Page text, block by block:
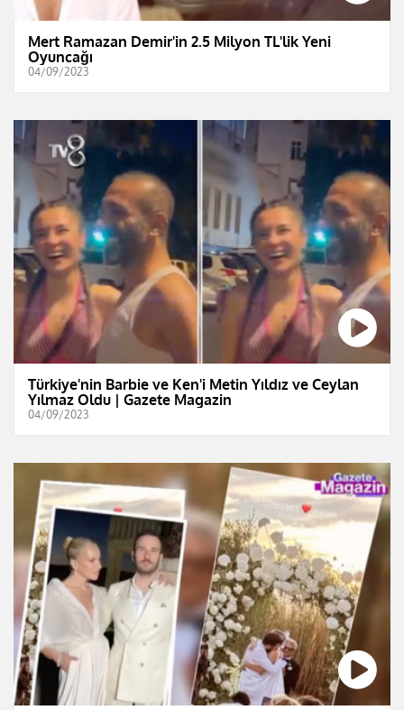
Mert Ramazan Demir'in 2.5 Milyon TL'lik Yeni
Oyuncağı
04/09/2023
Türkiye'nin Barbie ve Ken'i Metin Yıldız ve Ceylan
Yılmaz Oldu | Gazete Magazin
04/09/2023